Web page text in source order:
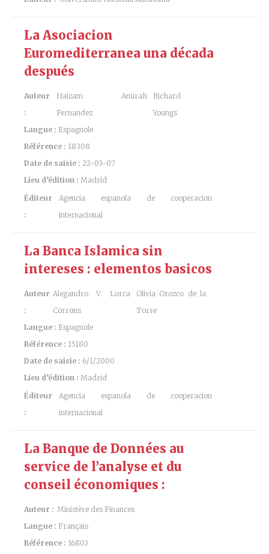
La Asociacion
Euromediterranea una década
después
Auteur
:
Haizam Amirah
Fernandez
Richard
Youngs
Langue : Espagnole
Référence : 18308
Date de saisie : 22-03-07
Lieu d’édition : Madrid
Éditeur
:
Agencia espanola de cooperacion
internacional
La Banca Islamica sin
intereses : elementos basicos
Auteur
:
Alegandro V. Lorca
Corrons
Olivia Orozco de la
Torre
Langue : Espagnole
Référence : 15180
Date de saisie : 6/1/2000
Lieu d’édition : Madrid
Éditeur
:
Agencia espanola de cooperacion
internacional
La Banque de Données au
service de l’analyse et du
conseil économiques :
Auteur : Ministère des Finances
Langue : Français
Référence : 16803